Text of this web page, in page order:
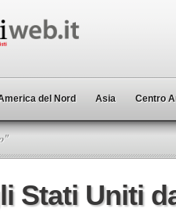
del Nord Asia Centro
Stati Uniti